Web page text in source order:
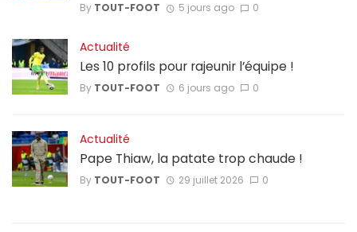
By TOUT-FOOT 5 jours ago 0
Actualité
Les 10 profils pour rajeunir l’équipe !
By TOUT-FOOT 6 jours ago 0
Actualité
Pape Thiaw, la patate trop chaude !
By TOUT-FOOT 29 juillet 2026 0